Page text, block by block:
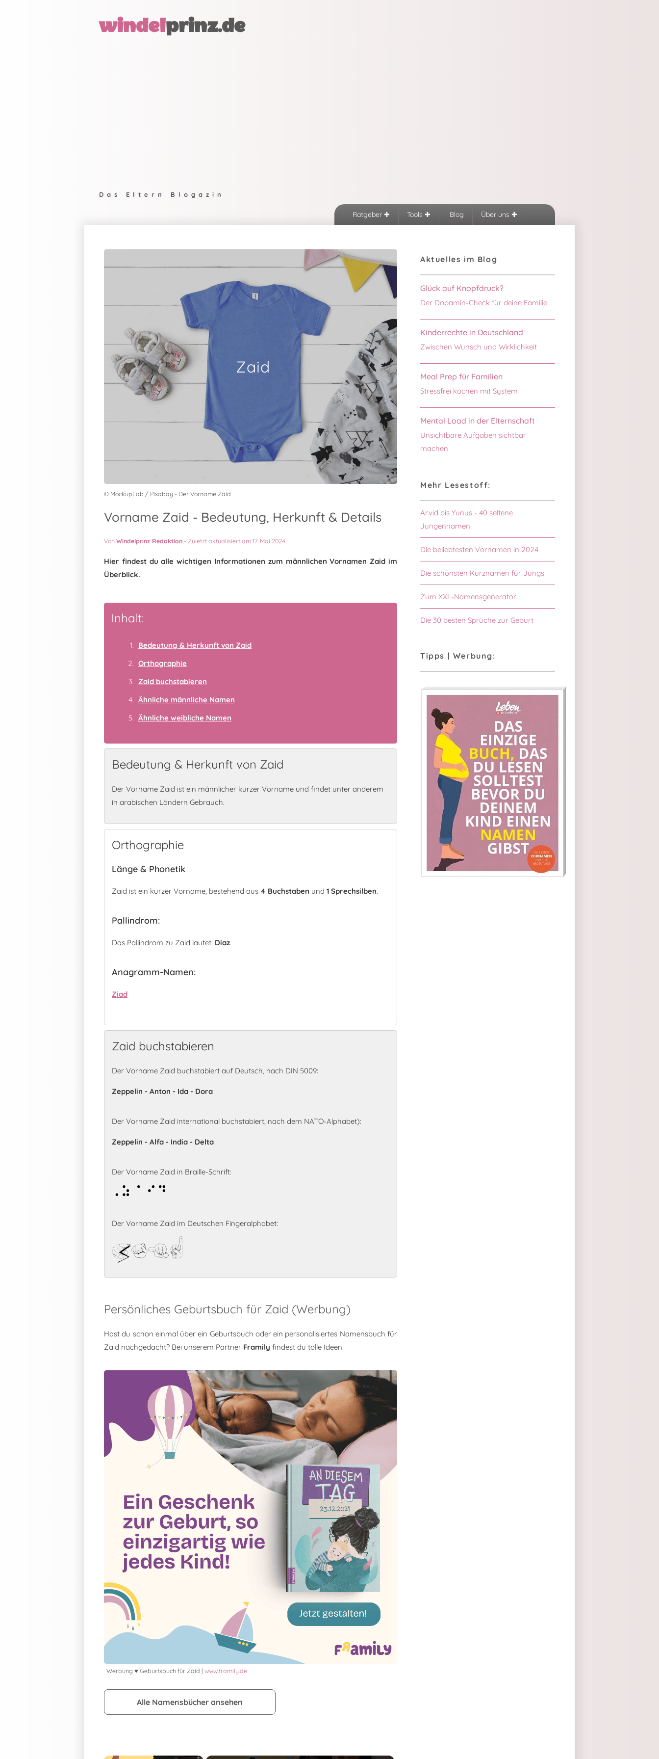
windelprinz.de
Das Eltern Blogazin
Ratgeber Tools Blog Über uns
Zaid
© MockupLab / Pixabay - Der Vorname Zaid
Vorname Zaid - Bedeutung, Herkunft & Details
VonWindelprinz Redaktion - Zuletzt aktualisiert am 17. Mai 2024
Hier findest du alle wichtigen Informationen zum männlichen Vornamen Zaid im
Überblick.
Inhalt:
Bedeutung & Herkunft von Zaid
Orthographie
Zaid buchstabieren
Ähnliche männliche Namen
Ähnliche weibliche Namen
Bedeutung & Herkunft von Zaid
Der Vorname Zaid ist ein männlicher kurzer Vorname und findet unter anderem
in arabischen Ländern Gebrauch.
Orthographie
Länge & Phonetik
Zaid ist ein kurzer Vorname, bestehend aus 4 Buchstaben und 1 Sprechsilben.
Pallindrom:
Das Pallindrom zu Zaid lautet: Diaz.
Anagramm-Namen:
Ziad
Zaid buchstabieren
Der Vorname Zaid buchstabiert auf Deutsch, nach DIN 5009:
Zeppelin - Anton - Ida - Dora
Der Vorname Zaid international buchstabiert, nach dem NATO-Alphabet):
Zeppelin - Alfa - India - Delta
Der Vorname Zaid in Braille-Schrift:
Zaid
Der Vorname Zaid im Deutschen Fingeralphabet:
Zaid
Persönliches Geburtsbuch für Zaid (Werbung)
Hast du schon einmal über ein Geburtsbuch oder ein personalisiertes Namensbuch für
Zaid nachgedacht? Bei unserem Partner Framily findest du tolle Ideen.
Werbung ♥ Geburtsbuch für Zaid | www.framily.de
Alle Namensbücher ansehen
Aktuelles im Blog
Glück auf Knopfdruck?
Der Dopamin-Check für deine Familie
Kinderrechte in Deutschland
Zwischen Wunsch und Wirklichkeit
Meal Prep für Familien
Stressfrei kochen mit System
Mental Load in der Elternschaft
Unsichtbare Aufgaben sichtbar
machen
Mehr Lesestoff:
Arvid bis Yunus - 40 seltene
Jungennamen
Die beliebtesten Vornamen in 2024
Die schönsten Kurznamen für Jungs
Zum XXL-Namensgenerator
Die 30 besten Sprüche zur Geburt
Tipps | Werbung: